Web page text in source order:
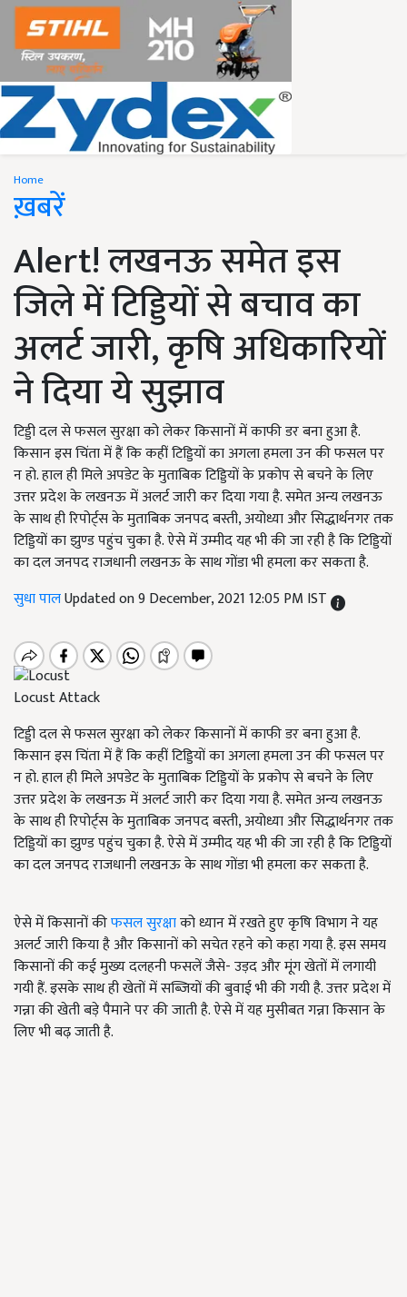
Home
ख़बरें
Alert! लखनऊ समेत इस
जिले में टिड्डियों से बचाव का
अलर्ट जारी, कृषि अधिकारियों
ने दिया ये सुझाव
टिड्डी दल से फसल सुरक्षा को लेकर किसानों में काफी डर बना हुआ है.
किसान इस चिंता में हैं कि कहीं टिड्डियों का अगला हमला उन की फसल पर
न हो. हाल ही मिले अपडेट के मुताबिक टिड्डियों के प्रकोप से बचने के लिए
उत्तर प्रदेश के लखनऊ में अलर्ट जारी कर दिया गया है. समेत अन्य लखनऊ
के साथ ही रिपोर्ट्स के मुताबिक जनपद बस्ती, अयोध्या और सिद्धार्थनगर तक
टिड्डियों का झुण्ड पहुंच चुका है. ऐसे में उम्मीद यह भी की जा रही है कि टिड्डियों
का दल जनपद राजधानी लखनऊ के साथ गोंडा भी हमला कर सकता है.
सुधा पालUpdated on 9 December, 2021 12:05 PM IST
Locust Attack
टिड्डी दल से फसल सुरक्षा को लेकर किसानों में काफी डर बना हुआ है.
किसान इस चिंता में हैं कि कहीं टिड्डियों का अगला हमला उन की फसल पर
न हो. हाल ही मिले अपडेट के मुताबिक टिड्डियों के प्रकोप से बचने के लिए
उत्तर प्रदेश के लखनऊ में अलर्ट जारी कर दिया गया है. समेत अन्य लखनऊ
के साथ ही रिपोर्ट्स के मुताबिक जनपद बस्ती, अयोध्या और सिद्धार्थनगर तक
टिड्डियों का झुण्ड पहुंच चुका है. ऐसे में उम्मीद यह भी की जा रही है कि टिड्डियों
का दल जनपद राजधानी लखनऊ के साथ गोंडा भी हमला कर सकता है.
ऐसे में किसानों कीफसल सुरक्षाको ध्यान में रखते हुए कृषि विभाग ने यह
अलर्ट जारी किया है और किसानों को सचेत रहने को कहा गया है. इस समय
किसानों की कई मुख्य दलहनी फसलें जैसे- उड़द और मूंग खेतों में लगायी
गयी हैं. इसके साथ ही खेतों में सब्जियों की बुवाई भी की गयी है. उत्तर प्रदेश में
गन्ना की खेती बड़े पैमाने पर की जाती है. ऐसे में यह मुसीबत गन्ना किसान के
लिए भी बढ़ जाती है.